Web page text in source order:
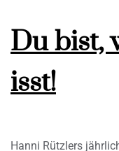
Du bist,
isst!
Hanni Rützlers